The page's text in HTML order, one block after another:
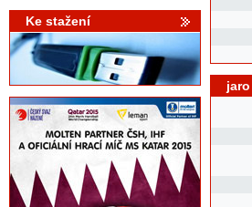
Ke stažení